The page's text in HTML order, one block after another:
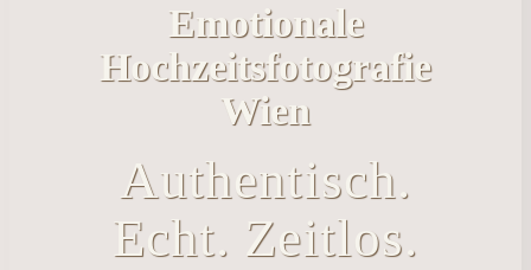
Emotionale
Hochzeitsfotografie
Wien
Authentisch.
Echt. Zeitlos.